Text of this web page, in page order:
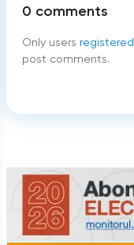
0 comments
Only users registered
post comments.